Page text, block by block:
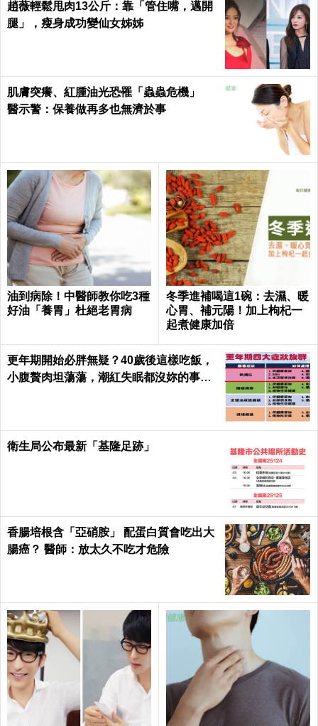
趙薇輕鬆甩肉13公斤：靠「管住嘴，邁開
腿」，瘦身成功變仙女姊姊
肌膚突癢、紅腫油光恐罹「蟲蟲危機」
醫示警：保養做再多也無濟於事
油到病除！中醫師教你吃3種
好油「養胃」杜絕老胃病
冬季進補喝這1碗：去濕、暖
心胃、補元陽！加上枸杞一
起煮健康加倍
更年期開始必胖無疑？40歲後這樣吃飯，
小腹贅肉坦蕩蕩，潮紅失眠都沒妳的事｜
衛生局公布最新「基隆足跡」
香腸培根含「亞硝胺」 配蛋白質會吃出大
腸癌？ 醫師：放太久不吃才危險